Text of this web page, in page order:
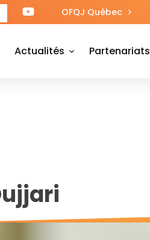
OFQJ Québec
Actualités Partenariats